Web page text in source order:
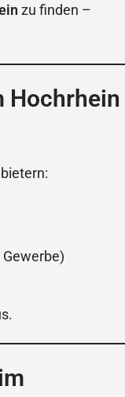
zu finden –
Hochrhein